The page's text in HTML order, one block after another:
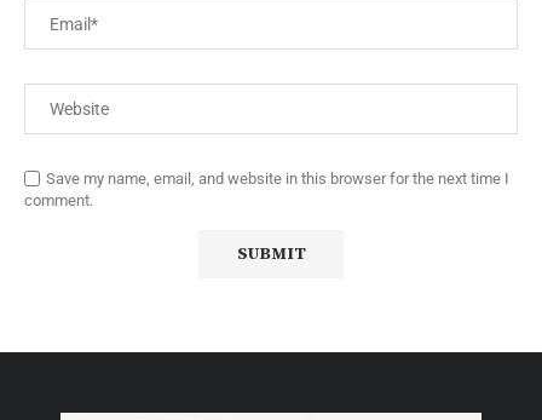
Save my name, email, and website in this browser for the next time I
comment.